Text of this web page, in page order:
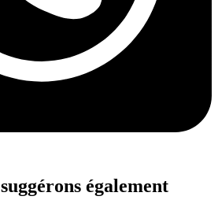
suggérons également